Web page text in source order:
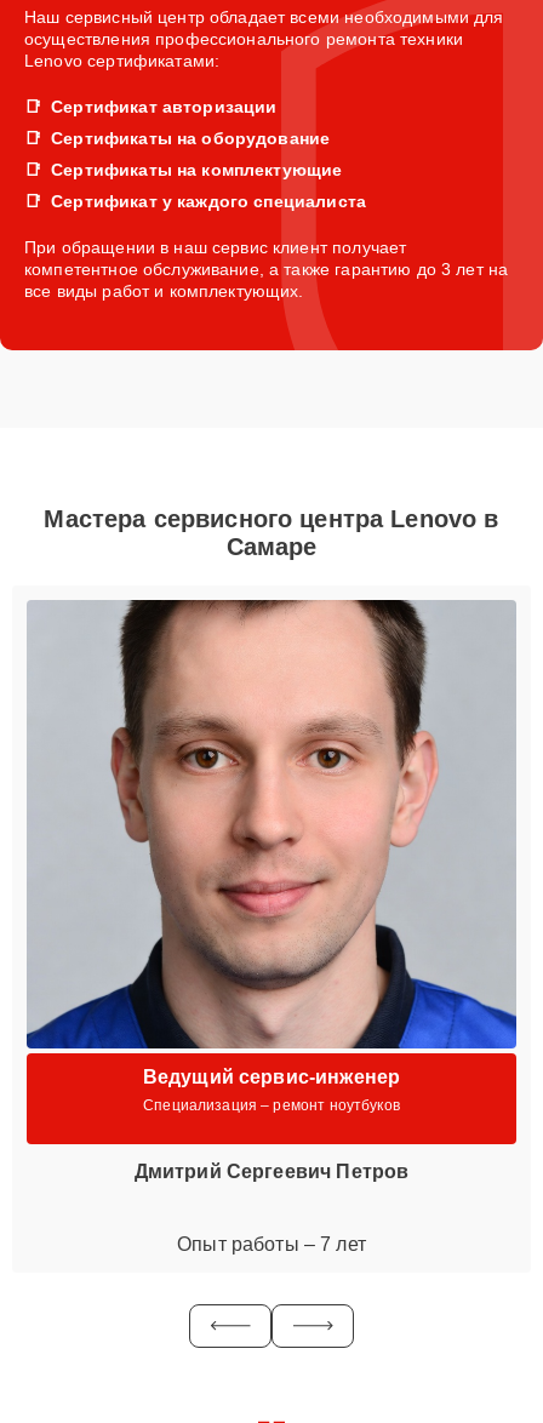
Наш сервисный центр обладает всеми необходимыми для
осуществления профессионального ремонта техники
Lenovo сертификатами:
Сертификат авторизации
Сертификаты на оборудование
Сертификаты на комплектующие
Сертификат у каждого специалиста
При обращении в наш сервис клиент получает
компетентное обслуживание, а также гарантию до 3 лет на
все виды работ и комплектующих.
Мастера сервисного центра Lenovo в
Самаре
Ведущий сервис-инженер
Специализация – ремонт ноутбуков
Дмитрий Сергеевич Петров
Опыт работы – 7 лет